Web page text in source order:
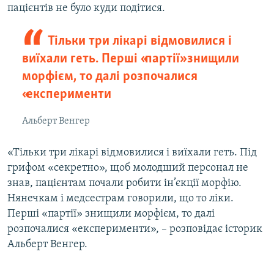
пацієнтів не було куди подітися.
Тільки три лікарі відмовилися і
виїхали геть. Перші «партії» знищили
морфієм, то далі розпочалися
«експерименти
Альберт Венгер
«Тільки три лікарі відмовилися і виїхали геть. Під
грифом «секретно», щоб молодший персонал не
знав, пацієнтам почали робити ін’єкції морфію.
Нянечкам і медсестрам говорили, що то ліки.
Перші «партії» знищили морфієм, то далі
розпочалися «експерименти», – розповідає історик
Альберт Венгер.